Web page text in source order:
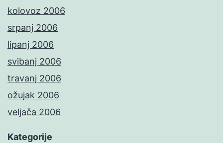
kolovoz 2006
srpanj 2006
lipanj 2006
svibanj 2006
travanj 2006
ožujak 2006
veljača 2006
Kategorije